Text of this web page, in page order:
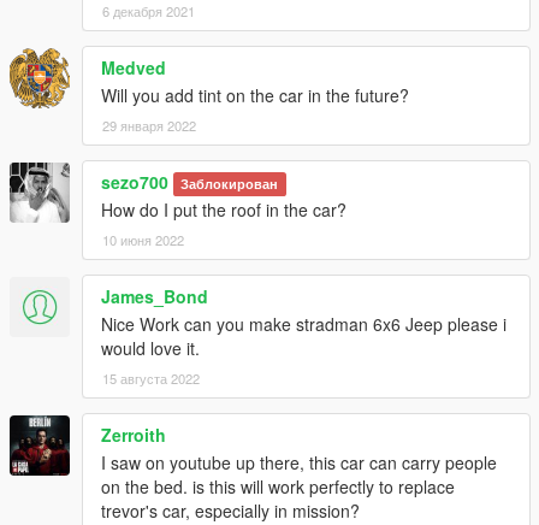
6 декабря 2021
Medved
Will you add tint on the car in the future?
29 января 2022
sezo700 Заблокирован
How do I put the roof in the car?
10 июня 2022
James_Bond
Nice Work can you make stradman 6x6 Jeep please i
would love it.
15 августа 2022
Zerroith
I saw on youtube up there, this car can carry people
on the bed. is this will work perfectly to replace
trevor's car, especially in mission?